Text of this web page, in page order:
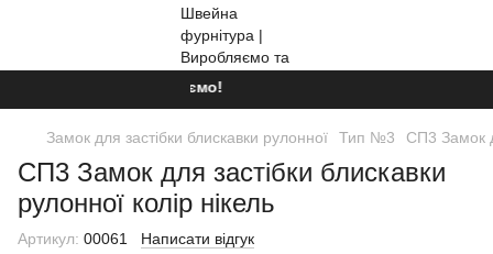
Ми працюємо!
Замок для застібки блискавки рулонної Тип №3 СП3 Замок
СП3 Замок для застібки блискавки
рулонної колір нікель
Артикул: 00061 Написати відгук